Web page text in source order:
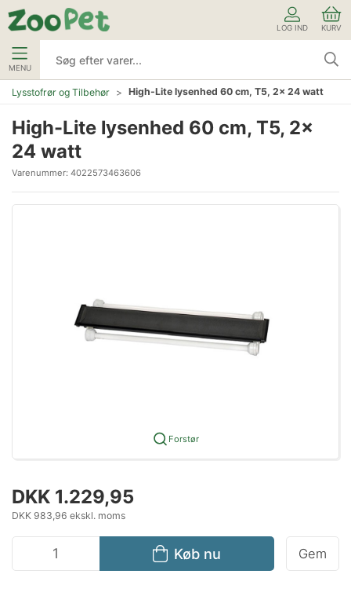
LOG IND KURV
MENU
Lysstofrør og Tilbehør High-Lite lysenhed 60 cm, T5, 2x 24 watt
High-Lite lysenhed 60 cm, T5, 2x
24 watt
Varenummer: 4022573463606
Forstør
DKK 1.229,95
DKK 983,96 ekskl. moms
Køb nu Gem